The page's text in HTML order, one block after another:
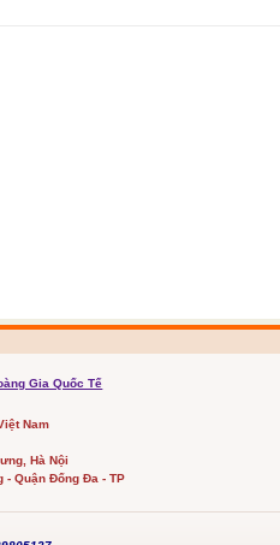
Gia Quốc Tế
Việt Nam
Hà Nội
- Quận Đống Đa - TP